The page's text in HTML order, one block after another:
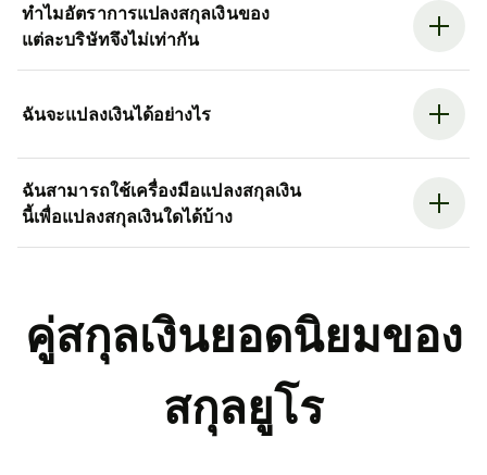
ทำไมอัตราการแปลงสกุลเงินของ
แต่ละบริษัทจึงไม่เท่ากัน
ฉันจะแปลงเงินได้อย่างไร
ฉันสามารถใช้เครื่องมือแปลงสกุลเงิน
นี้เพื่อแปลงสกุลเงินใดได้บ้าง
คู่สกุลเงินยอดนิยมของ
สกุลยูโร